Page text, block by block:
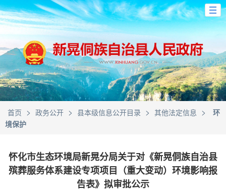
首页 > 政务公开 > 县本级信息公开目录 > 其他法定信息 >
环
境保护
怀化市生态环境局新晃分局关于对《新晃侗族自治县
殡葬服务体系建设专项项目（重大变动）环境影响报
告表》拟审批公示